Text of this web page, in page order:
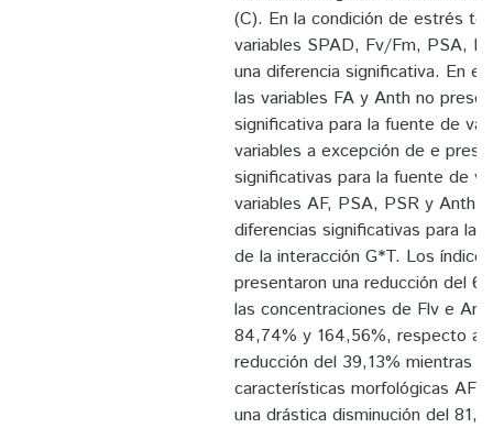
(C). En la condición de estrés
variables SPAD, Fv/Fm, PSA,
una diferencia significativa. En el
las variables FA y Anth no
significativa para la fuente de
variables a excepción de e
significativas para la fuente de
variables AF, PSA, PSR y Anth
diferencias significativas para
de la interacción G*T. Los
presentaron una reducción del
las concentraciones de Flv e
84,74% y 164,56%, respecto a
reducción del 39,13% mientras
características morfológicas AF
una drástica disminución del